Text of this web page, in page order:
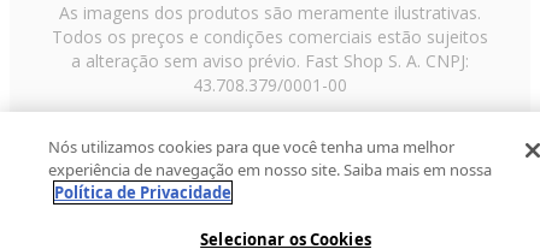
As imagens dos produtos são meramente ilustrativas.
Todos os preços e condições comerciais estão sujeitos
a alteração sem aviso prévio. Fast Shop S. A. CNPJ:
43.708.379/0001-00
Paulo/SP, CEP 02029-001, Telefone: 11 3003-3728 ©
2013 Fast Shop - Todos os direitos reservadosRF
Nós utilizamos cookies para que você tenha uma melhor
experiência de navegação em nosso site. Saiba mais em nossa
Política de Privacidade
Selecionar os Cookies